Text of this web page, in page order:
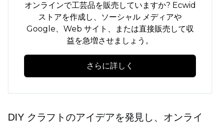
オンラインで工芸品を販売していますか? Ecwid
ストアを作成し、ソーシャル メディアや
Google、Web サイト、または直接販売して収
益を急増させましょう。
さらに詳しく
DIY クラフトのアイデアを発見し、オンライ